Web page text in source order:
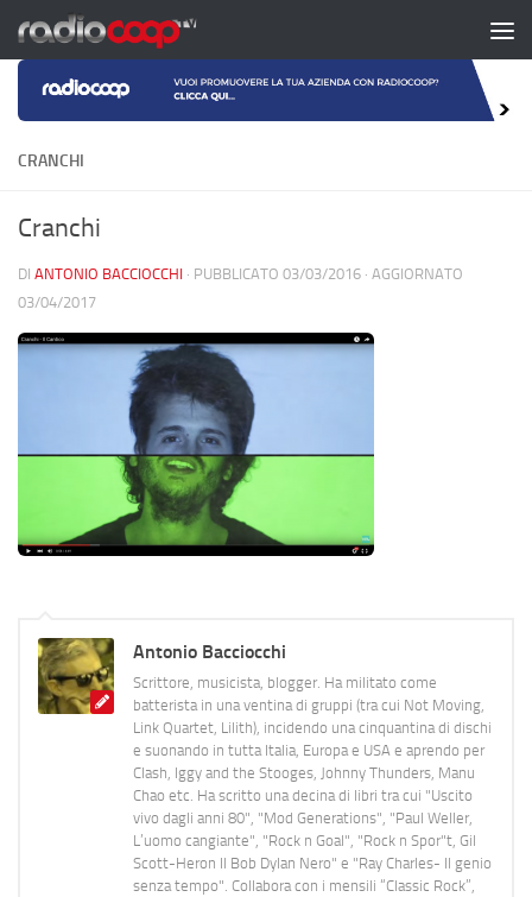
Salta al contenuto
CRANCHI
Cranchi
DI ANTONIO BACCIOCCHI · PUBBLICATO 03/03/2016 · AGGIORNATO
03/04/2017
Antonio Bacciocchi
Scrittore, musicista, blogger. Ha militato come
batterista in una ventina di gruppi (tra cui Not Moving,
Link Quartet, Lilith), incidendo una cinquantina di dischi
e suonando in tutta Italia, Europa e USA e aprendo per
Clash, Iggy and the Stooges, Johnny Thunders, Manu
Chao etc. Ha scritto una decina di libri tra cui "Uscito
vivo dagli anni 80", "Mod Generations", "Paul Weller,
L’uomo cangiante", "Rock n Goal", "Rock n Spor"t, Gil
Scott-Heron Il Bob Dylan Nero" e "Ray Charles- Il genio
senza tempo". Collabora con i mensili “Classic Rock”,